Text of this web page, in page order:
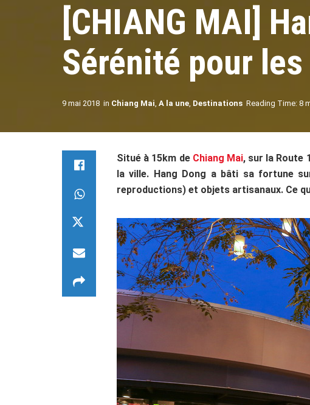
[CHIANG MAI]
Sérénité pour
9 mai 2018 in Chiang Mai, A la une, Destinations Reading Time: 8
Situé à 15km de Chiang Mai, sur la Route
la ville. Hang Dong a bâti sa fortune
reproductions) et objets artisanaux. Ce